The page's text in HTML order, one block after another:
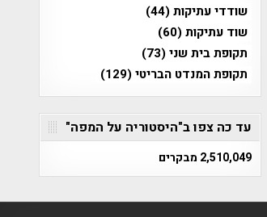
שודדי עתיקות(44)
שוד עתיקות(60)
תקופת בית שני(73)
תקופת המנדט הבריטי(129)
עד כה צפו ב"היסטוריה על המפה"
2,510,049 מבקרים